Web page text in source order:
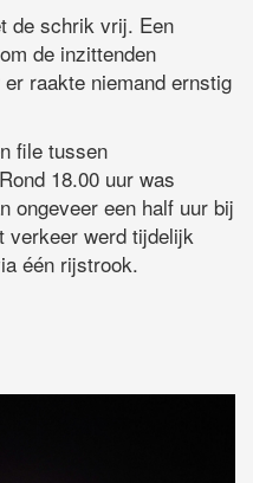
de schrik vrij. Een
de inzittenden
raakte niemand ernstig
file tussen
18.00 uur was
ongeveer een half uur bij
verkeer werd tijdelijk
één rijstrook.